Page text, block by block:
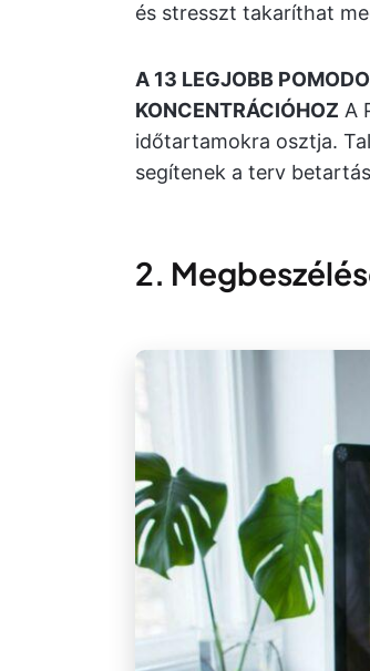
és stresszt takaríthat
A 13 LEGJOBB
KONCENTRÁCIÓHOZ A
időtartamokra osztja.
segítenek a terv
2.